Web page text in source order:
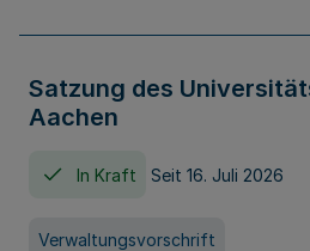
Satzung des
Aachen
In Kraft Seit 16. Juli 2026
Verwaltungsvorschrift